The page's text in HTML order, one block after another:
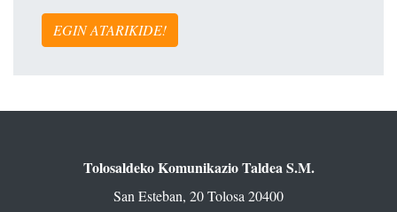
EGIN ATARIKIDE!
Tolosaldeko Komunikazio Taldea S.M.
San Esteban, 20 Tolosa 20400